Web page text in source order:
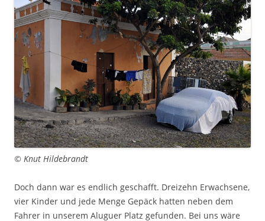
© Knut Hildebrandt
Doch dann war es endlich geschafft. Dreizehn Erwachsene,
vier Kinder und jede Menge Gepäck hatten neben dem
Fahrer in unserem Aluguer Platz gefunden. Bei uns wäre